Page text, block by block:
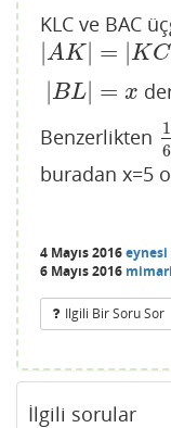
KLC ve BAC
AK| = |KC
|AK|= |K |=31
|BL| = x
|BL| x
Benzerlikten
6
buradan x=5
4 Mayıs 2016eynesi
6 Mayıs 2016
Ilgili Bir Soru Sor
İlgili sorular